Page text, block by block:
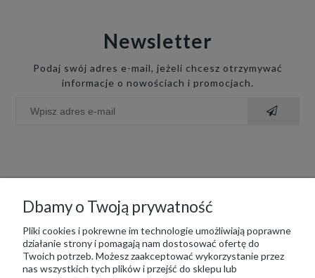
Newsletter
Podaj swój adres e-mail, jeżeli chcesz otrzymywać
informacje o nowościach i promocjach.
Moje konto
Płatność i dostawa
Dbamy o Twoją prywatność
Pliki cookies i pokrewne im technologie umożliwiają poprawne
działanie strony i pomagają nam dostosować ofertę do
Twoich potrzeb. Możesz zaakceptować wykorzystanie przez
nas wszystkich tych plików i przejść do sklepu lub